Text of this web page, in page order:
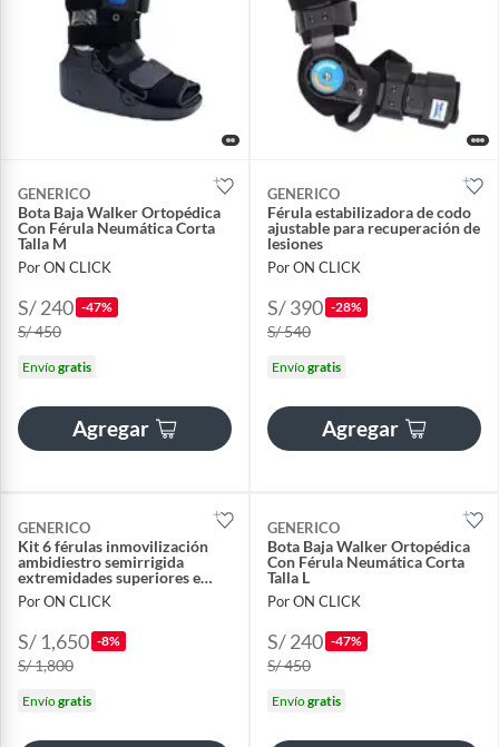
GENERICO
Bota Baja Walker Ortopédica
Con Férula Neumática Corta
Talla M
Por ON CLICK
S/ 240 -47%
S/ 450
Envíogratis
Agregar
GENERICO
Férula estabilizadora de codo
ajustable para recuperación de
lesiones
Por ON CLICK
S/ 390 -28%
S/ 540
Envíogratis
Agregar
GENERICO
Kit 6 férulas inmovilización
ambidiestro semirrigida
extremidades superiores e
inferiores
Por ON CLICK
S/ 1,650 -8%
S/ 1,800
Envíogratis
GENERICO
Bota Baja Walker Ortopédica
Con Férula Neumática Corta
Talla L
Por ON CLICK
S/ 240 -47%
S/ 450
Envíogratis